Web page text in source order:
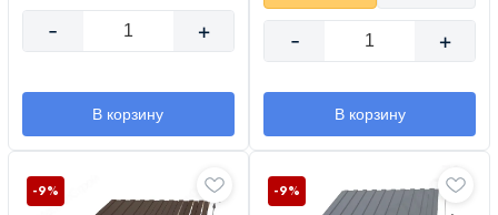
- +
В корзину
- +
В корзину
-9% -9%